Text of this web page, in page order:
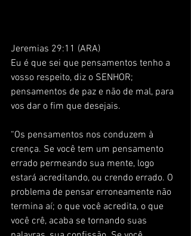
Jeremias 29:11 (ARA)
Eu é que sei que pensamentos tenho a
vosso respeito, diz o SENHOR;
pensamentos de paz e não de mal, para
vos dar o fim que desejais.
“Os pensamentos nos conduzem à
crença. Se você tem um pensamento
errado permeando sua mente, logo
estará acreditando, ou crendo errado. O
problema de pensar erroneamente não
termina aí; o que você acredita, o que
você crê, acaba se tornando suas